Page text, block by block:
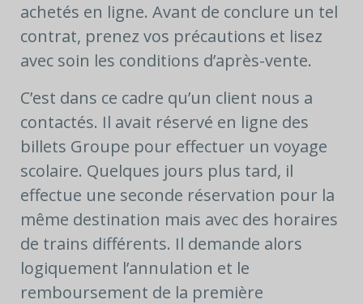
achetés en ligne. Avant de conclure un tel
contrat, prenez vos précautions et lisez
avec soin les conditions d’après-vente.
C’est dans ce cadre qu’un client nous a
contactés. Il avait réservé en ligne des
billets Groupe pour effectuer un voyage
scolaire. Quelques jours plus tard, il
effectue une seconde réservation pour la
même destination mais avec des horaires
de trains différents. Il demande alors
logiquement l’annulation et le
remboursement de la première